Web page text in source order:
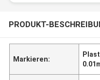
PRODUKT-
Markieren: